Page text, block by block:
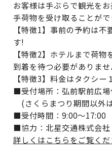
お客様は手ぶらで観光を
手荷物を受け取ることがで
【特徴1】事前の予約は
す!
【特徴2】ホテルまで荷
到着を待つ必要がありま
【特徴3】料金はタクシー
■受付場所：弘前駅前広場
(さくらまつり期間以外
■受付時間：9:00～17:00
■協力：北星交通株式会社
詳しくはこちらをご覧くだ